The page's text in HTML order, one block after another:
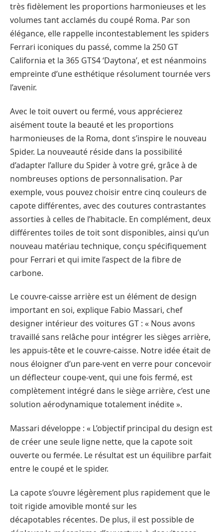
très fidèlement les proportions harmonieuses et les
volumes tant acclamés du coupé Roma. Par son
élégance, elle rappelle incontestablement les spiders
Ferrari iconiques du passé, comme la 250 GT
California et la 365 GTS4 ‘Daytona’, et est néanmoins
empreinte d’une esthétique résolument tournée vers
l’avenir.
Avec le toit ouvert ou fermé, vous apprécierez
aisément toute la beauté et les proportions
harmonieuses de la Roma, dont s’inspire le nouveau
Spider. La nouveauté réside dans la possibilité
d’adapter l’allure du Spider à votre gré, grâce à de
nombreuses options de personnalisation. Par
exemple, vous pouvez choisir entre cinq couleurs de
capote différentes, avec des coutures contrastantes
assorties à celles de l’habitacle. En complément, deux
différentes toiles de toit sont disponibles, ainsi qu’un
nouveau matériau technique, conçu spécifiquement
pour Ferrari et qui imite l’aspect de la fibre de
carbone.
Le couvre-caisse arrière est un élément de design
important en soi, explique Fabio Massari, chef
designer intérieur des voitures GT : « Nous avons
travaillé sans relâche pour intégrer les sièges arrière,
les appuis-tête et le couvre-caisse. Notre idée était de
nous éloigner d’un pare-vent en verre pour concevoir
un déflecteur coupe-vent, qui une fois fermé, est
complètement intégré dans le siège arrière, c’est une
solution aérodynamique totalement inédite ».
Massari développe : « L’objectif principal du design est
de créer une seule ligne nette, que la capote soit
ouverte ou fermée. Le résultat est un équilibre parfait
entre le coupé et le spider.
La capote s’ouvre légèrement plus rapidement que le
toit rigide amovible monté sur les
décapotables récentes. De plus, il est possible de